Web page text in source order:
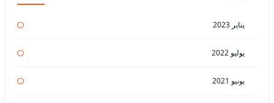
يناير 2023
يوليو 2022
يونيو 2021